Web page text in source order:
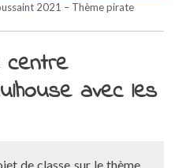
2021 – Thème pirate
avec les
de classe sur le thème